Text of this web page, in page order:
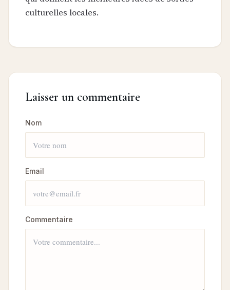
culturelles locales.
Laisser un commentaire
Nom
Email
Commentaire